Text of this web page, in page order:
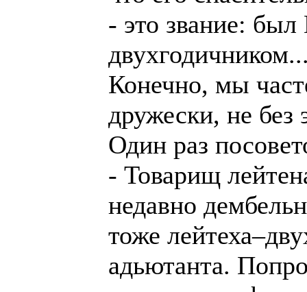
- это звание:
Конечно, мы
дружески, не без
Один раз
- Товарищ
недавно
тоже
адьютанта.